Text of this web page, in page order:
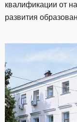
квалификации от
развития